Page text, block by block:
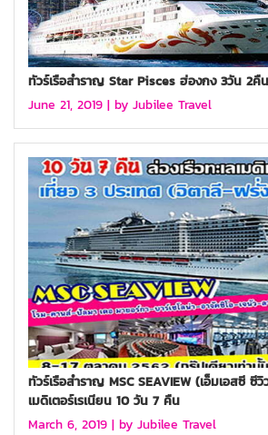
ทัวร์เรือสำราญ Star Pisces ฮ่องกง 3วัน 2คืน
June 21, 2019 | by Jubilee Travel
ทัวร์เรือสำราญ MSC SEAVIEW (เอ็มเอสซี ซีวิ
เมดิเตอร์เรเนียน 10 วัน 7 คืน
March 6, 2019 | by Jubilee Travel